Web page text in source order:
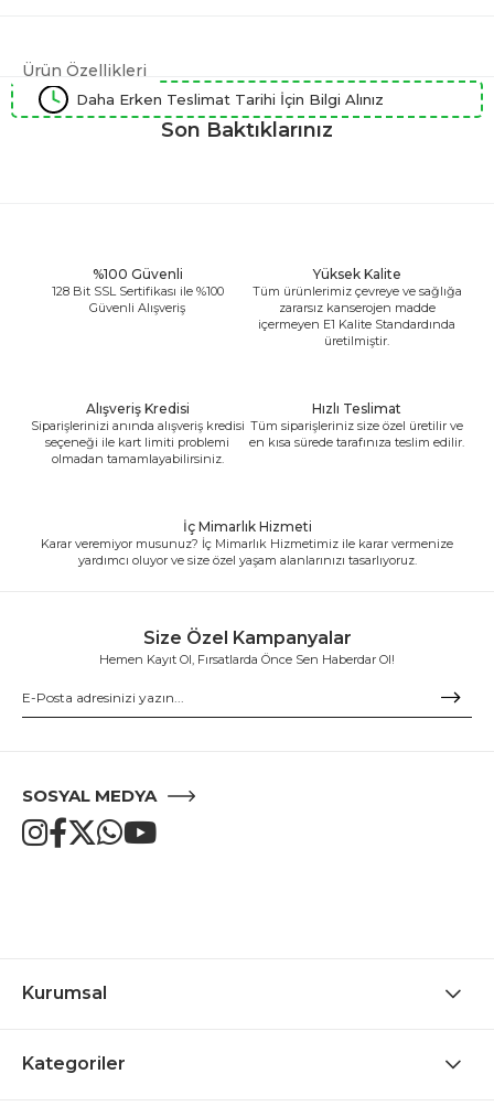
Ürün Özellikleri
Daha Erken Teslimat Tarihi İçin Bilgi Alınız
Son Baktıklarınız
%100 Güvenli
128 Bit SSL Sertifikası ile %100
Güvenli Alışveriş
Yüksek Kalite
Tüm ürünlerimiz çevreye ve sağlığa
zararsız kanserojen madde
içermeyen E1 Kalite Standardında
üretilmiştir.
Alışveriş Kredisi
Siparişlerinizi anında alışveriş kredisi
seçeneği ile kart limiti problemi
olmadan tamamlayabilirsiniz.
Hızlı Teslimat
Tüm siparişleriniz size özel üretilir ve
en kısa sürede tarafınıza teslim edilir.
İç Mimarlık Hizmeti
Karar veremiyor musunuz? İç Mimarlık Hizmetimiz ile karar vermenize
yardımcı oluyor ve size özel yaşam alanlarınızı tasarlıyoruz.
Size Özel Kampanyalar
Hemen Kayıt Ol, Fırsatlarda Önce Sen Haberdar Ol!
SOSYAL MEDYA
Kurumsal
Kategoriler